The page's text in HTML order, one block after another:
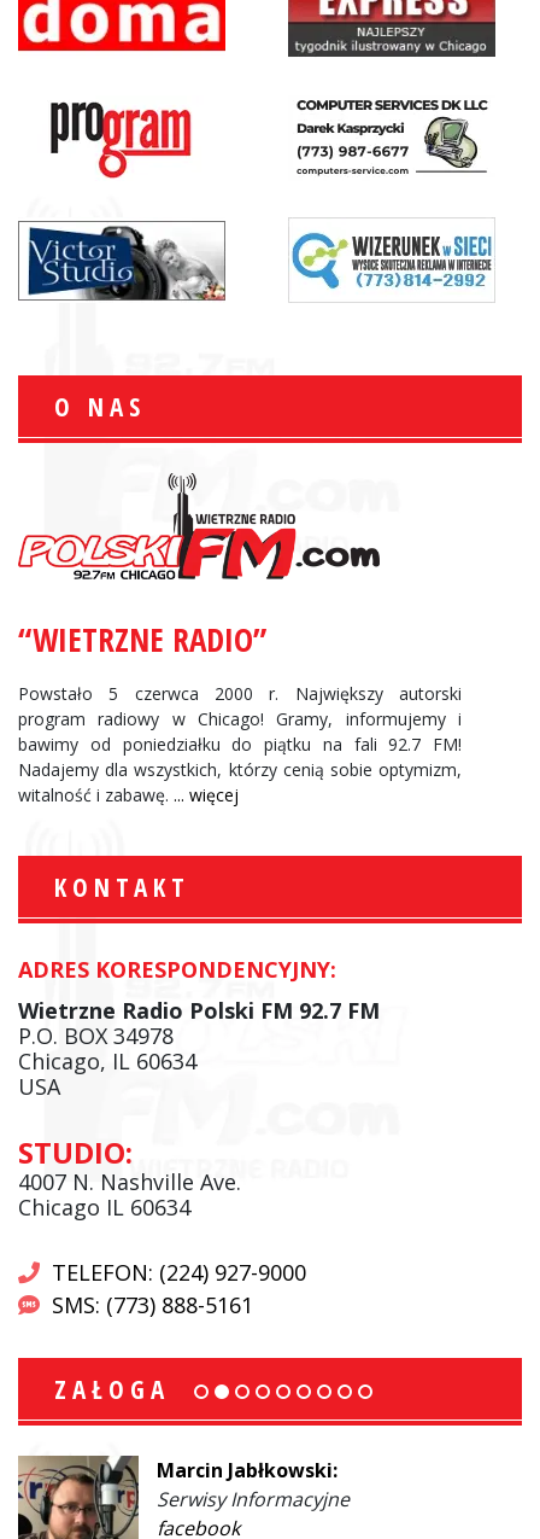
O NAS
“WIETRZNE RADIO”
Powstało 5 czerwca 2000 r. Największy autorski
program radiowy w Chicago! Gramy, informujemy i
bawimy od poniedziałku do piątku na fali 92.7 FM!
Nadajemy dla wszystkich, którzy cenią sobie optymizm,
witalność i zabawę. ... więcej
KONTAKT
ADRES KORESPONDENCYJNY:
Wietrzne Radio Polski FM 92.7 FM
P.O. BOX 34978
Chicago, IL 60634
USA
STUDIO:
4007 N. Nashville Ave.
Chicago IL 60634
TELEFON: (224) 927-9000
SMS: (773) 888-5161
ZAŁOGA
Marcin Jabłkowski:
Serwisy Informacyjne
facebook